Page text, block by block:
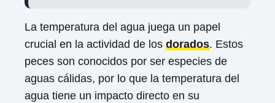
La temperatura del agua juega un papel
crucial en la actividad de los dorados. Estos
peces son conocidos por ser especies de
aguas cálidas, por lo que la temperatura del
agua tiene un impacto directo en su